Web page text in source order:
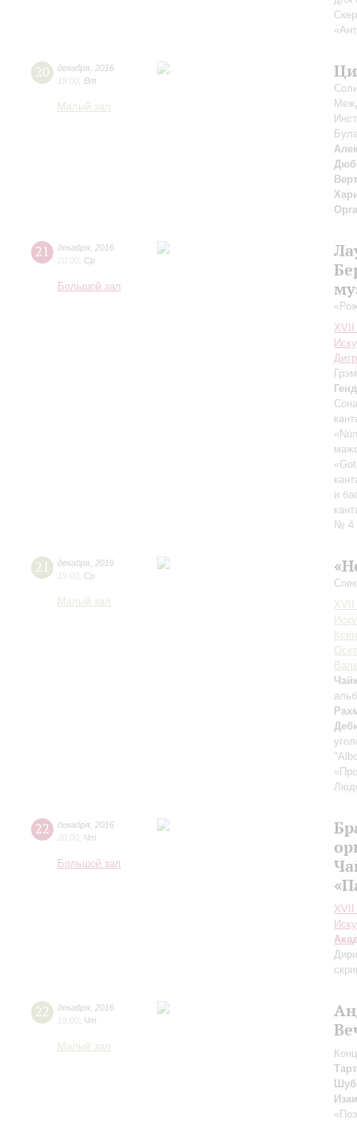
20 декабря 2016
19:00 Вт
Малый зал
21 декабря 2016
20:00 Ср
Большой зал
и
№ 4
21 декабря 2016
19:00 Ср
Малый зал
22 декабря 2016
20:00 Чт
Большой зал
22 декабря 2016
19:00 Чт
Малый зал
Изаи